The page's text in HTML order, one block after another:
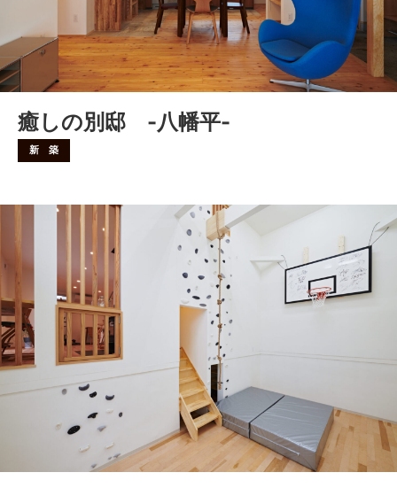
癒しの別邸 -八幡平-
新 築